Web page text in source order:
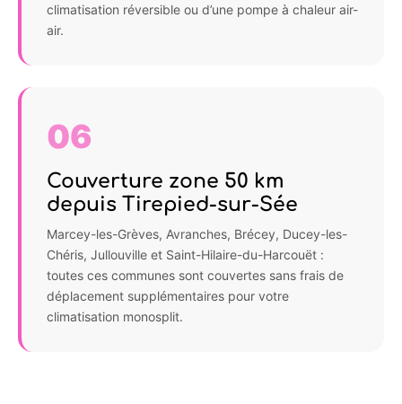
climatisation réversible ou d’une pompe à chaleur air-
air.
06
Couverture zone 50 km
depuis Tirepied-sur-Sée
Marcey-les-Grèves, Avranches, Brécey, Ducey-les-
Chéris, Jullouville et Saint-Hilaire-du-Harcouët :
toutes ces communes sont couvertes sans frais de
déplacement supplémentaires pour votre
climatisation monosplit.